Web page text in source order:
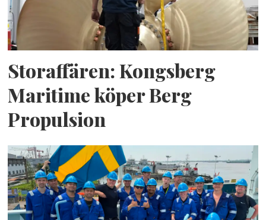
Storaffären: Kongsberg
Maritime köper Berg
Propulsion